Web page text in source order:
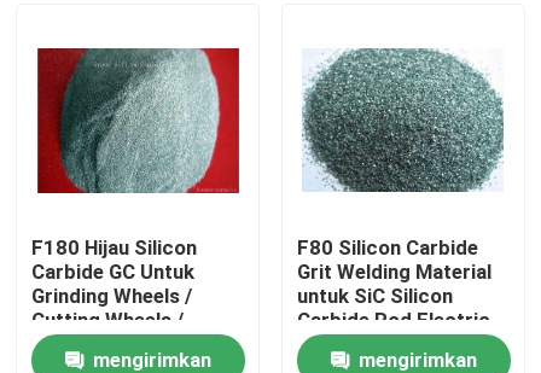
Rumah
F180 Hijau Silicon
Carbide GC Untuk
Grinding Wheels /
Cutting Wheels /
Sharping Stones
mengirimkan
F80 Silicon Carbide
Grit Welding Material
untuk SiC Silicon
Carbide Rod Electric
Tools
mengirimkan